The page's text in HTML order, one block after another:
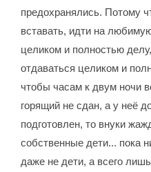
предохранялись. Потому
вставать, идти на
целиком и полностью
отдаваться целиком и
чтобы часам к двум ночи
горящий не сдан, а у неё
подготовлен, то внуки
собственные дети... пока
даже не дети, а всего